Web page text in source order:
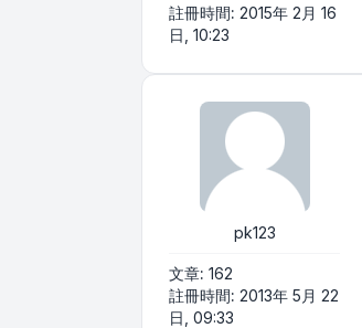
註冊時間: 2015年 2月 16
日, 10:23
pk123
文章: 162
註冊時間: 2013年 5月 22
日, 09:33